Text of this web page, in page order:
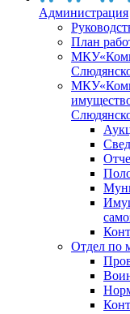
Администрация
План
Отдел по